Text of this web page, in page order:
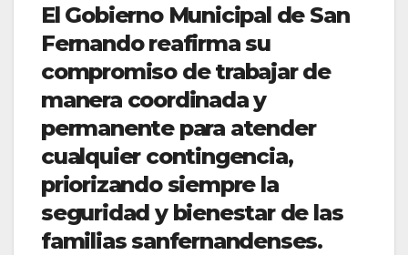
El Gobierno Municipal de San
Fernando reafirma su
compromiso de trabajar de
manera coordinada y
permanente para atender
cualquier contingencia,
priorizando siempre la
seguridad y bienestar de las
familias sanfernandenses.